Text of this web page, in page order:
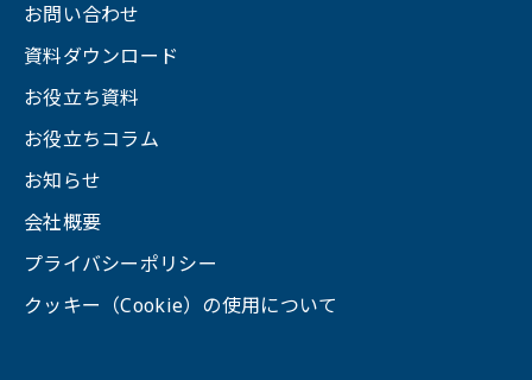
お問い合わせ
資料ダウンロード
お役立ち資料
お役立ちコラム
お知らせ
会社概要
プライバシーポリシー
クッキー（Cookie）の使用について